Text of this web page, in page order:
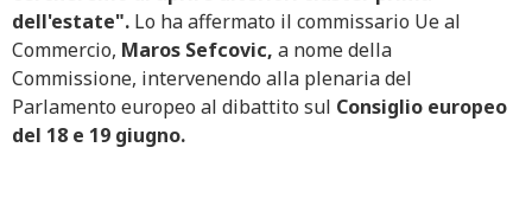
dell'estate". Lo ha affermato il commissario Ue al
Commercio, Maros Sefcovic, a nome della
Commissione, intervenendo alla plenaria del
Parlamento europeo al dibattito sul Consiglio europeo
del 18 e 19 giugno.